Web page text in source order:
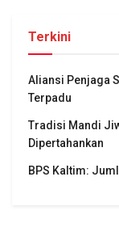
Terkini
Aliansi Penjaga
Terpadu
Tradisi Mandi
Dipertahankan
BPS Kaltim: